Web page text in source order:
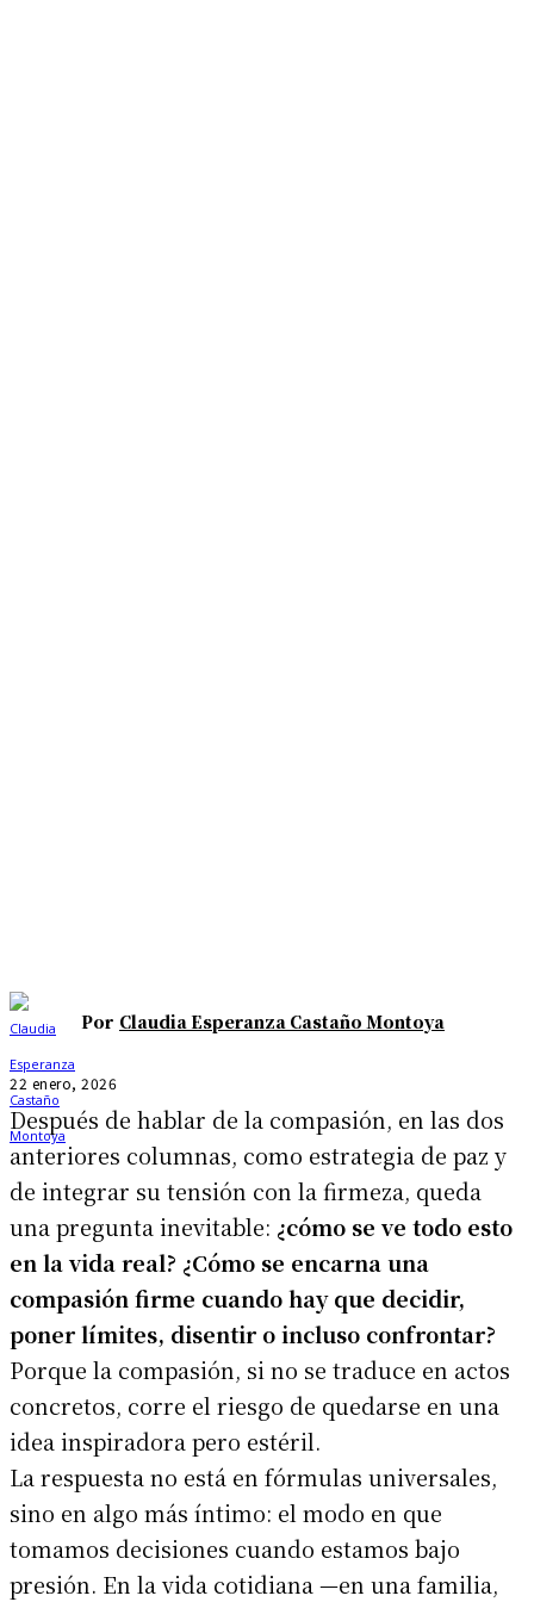
Por Claudia Esperanza Castaño Montoya
22 enero, 2026
Después de hablar de la compasión, en las dos
anteriores columnas, como estrategia de paz y
de integrar su tensión con la firmeza, queda
una pregunta inevitable: ¿cómo se ve todo esto
en la vida real? ¿Cómo se encarna una
compasión firme cuando hay que decidir,
poner límites, disentir o incluso confrontar?
Porque la compasión, si no se traduce en actos
concretos, corre el riesgo de quedarse en una
idea inspiradora pero estéril.
La respuesta no está en fórmulas universales,
sino en algo más íntimo: el modo en que
tomamos decisiones cuando estamos bajo
presión. En la vida cotidiana —en una familia,